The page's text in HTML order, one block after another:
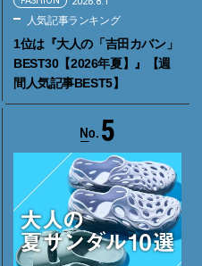
人気記事ランキング
1位は『大人の「吉田カバン」
BEST30【2026年夏】』【週
間人気記事BEST5】
5